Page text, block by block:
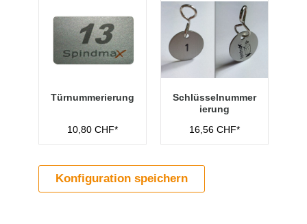
Türnummerierung
10,80 CHF*
Schlüsselnummer
ierung
16,56 CHF*
Konfiguration speichern